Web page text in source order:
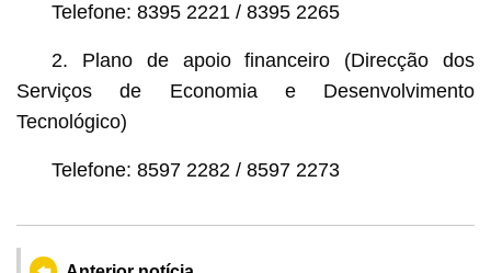
Telefone: 8395 2221 / 8395 2265
2. Plano de apoio financeiro (Direcção dos
Serviços de Economia e Desenvolvimento
Tecnológico)
Telefone: 8597 2282 / 8597 2273